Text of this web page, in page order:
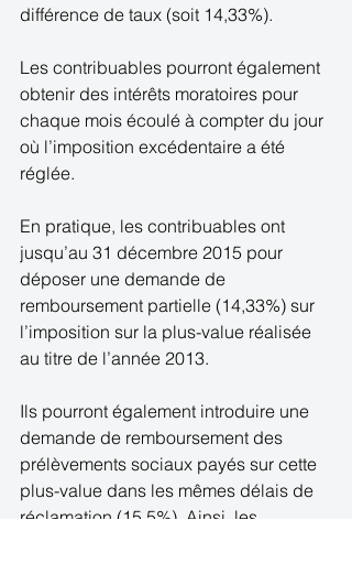
différence de taux (soit 14,33%).
Les contribuables pourront également
obtenir des intérêts moratoires pour
chaque mois écoulé à compter du jour
où l’imposition excédentaire a été
réglée.
En pratique, les contribuables ont
jusqu’au 31 décembre 2015 pour
déposer une demande de
remboursement partielle (14,33%) sur
l’imposition sur la plus-value réalisée
au titre de l’année 2013.
Ils pourront également introduire une
demande de remboursement des
prélèvements sociaux payés sur cette
plus-value dans les mêmes délais de
réclamation (15,5%). Ainsi, les